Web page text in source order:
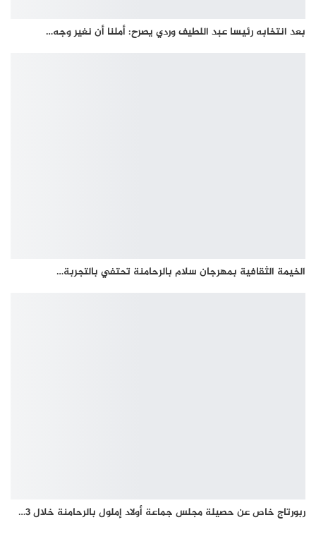
بعد انتخابه رئيسا عبد اللطيف وردي يصرح: أملنا أن نغير وجه…
الخيمة الثقافية بمهرجان سلام بالرحامنة تحتفي بالتجربة…
ربورتاج خاص عن حصيلة مجلس جماعة أولاد إملول بالرحامنة خلال 3…